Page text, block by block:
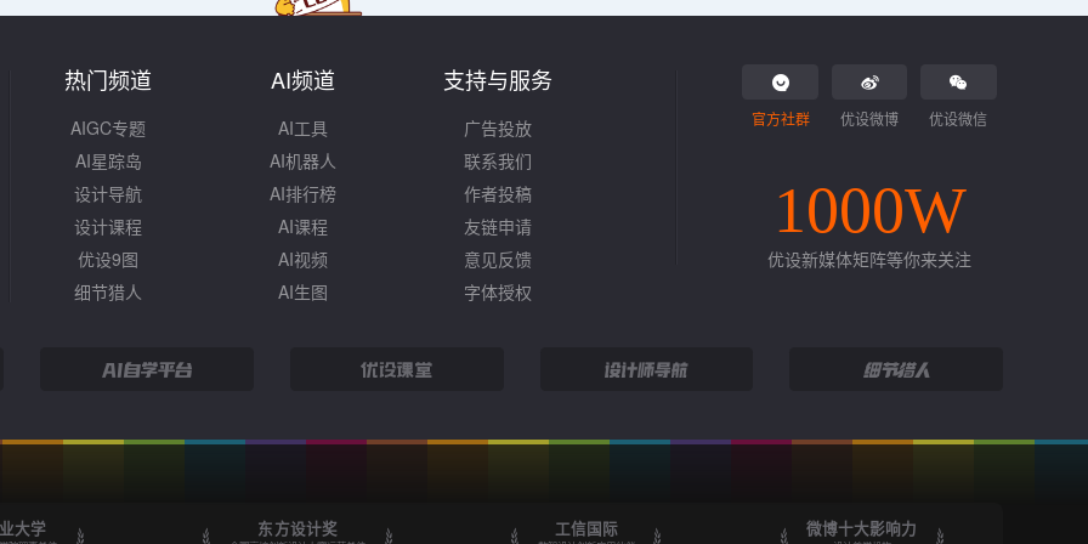
热门频道
AIGC专题
AI星踪岛
设计导航
设计课程
优设9图
细节猎人
AI频道
AI工具
AI机器人
AI排行榜
AI课程
AI视频
AI生图
支持与服务
广告投放
联系我们
作者投稿
友链申请
意见反馈
字体授权
官方社群 优设微博 优设微信
1000W
优设新媒体矩阵等你来关注
大学 东方设计奖 工信国际 微博十大影响力